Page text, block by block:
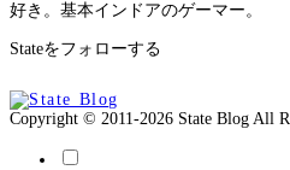
好き。基本インドアのゲーマー。
Stateをフォローする
Copyright © 2011-2026 State Blog All